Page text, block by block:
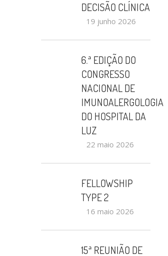
DECISÃO CLÍNICA
19 junho 2026
6.ª EDIÇÃO DO
CONGRESSO
NACIONAL DE
IMUNOALERGOLOGIA
DO HOSPITAL DA
LUZ
22 maio 2026
FELLOWSHIP
TYPE 2
16 maio 2026
15ª REUNIÃO DE